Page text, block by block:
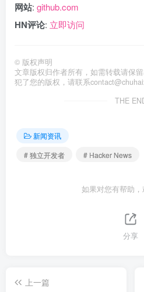
网站: github.com
HN评论: 立即访问
© 版权声明
文章版权归作者所有，如需转载请保
犯了您的版权，请联系
THE
新闻资讯
# 独立开发者
# Hacker News
如果对您有帮助，
分享
上一篇